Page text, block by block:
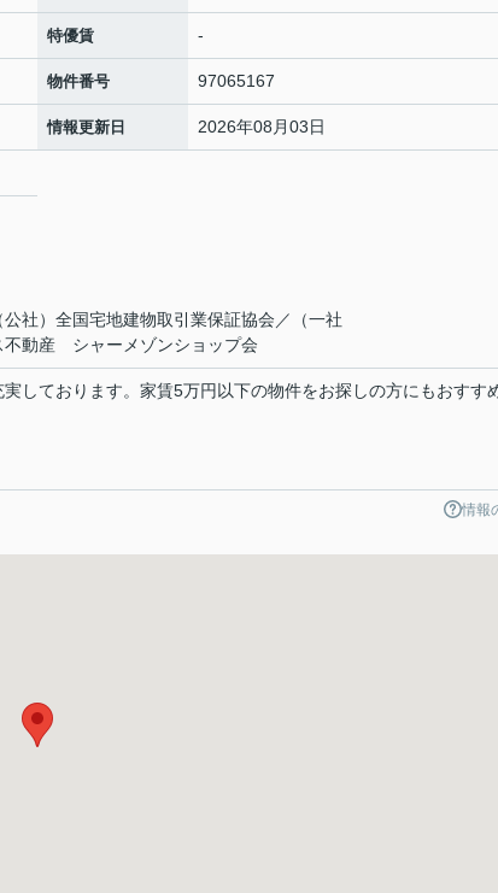
特優賃 -
物件番号 97065167
情報更新日 2026年08月03日
社）全国宅地建物取引業保証協会／（一社
不動産 シャーメゾンショップ会
しております。家賃5万円以下の物件をお探しの方にもおすす
情報